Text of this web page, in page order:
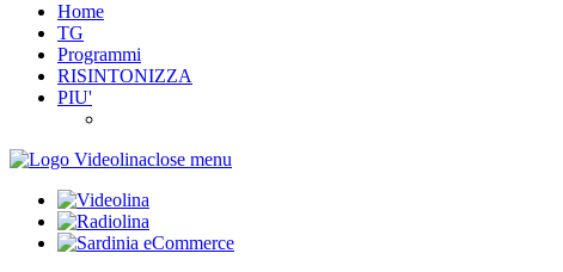
Home
TG
Programmi
RISINTONIZZA
PIU'
close menu